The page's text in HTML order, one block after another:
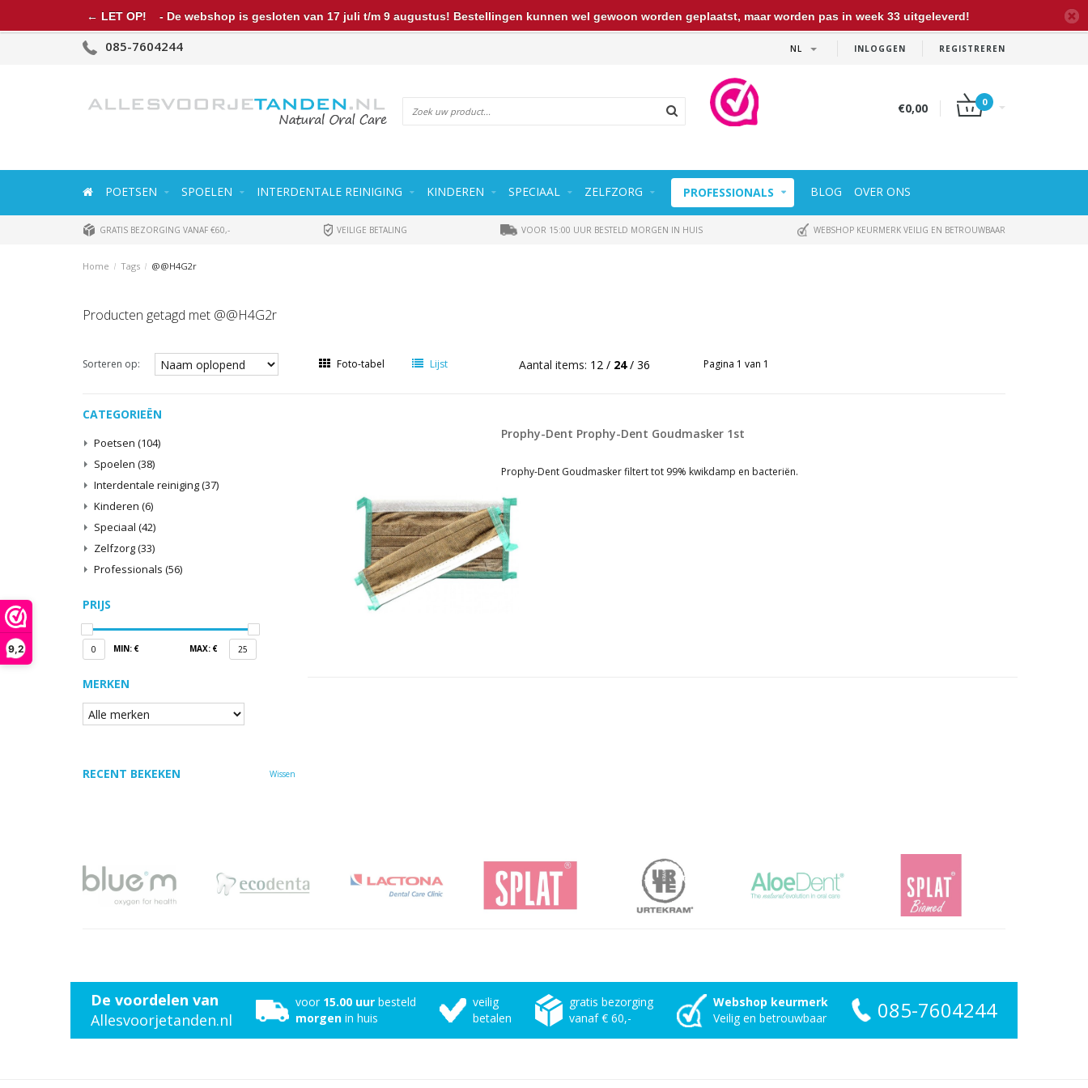
9,2
INLOGGEN REGISTREREN
NL
085-7604244
€0,00 0
POETSEN SPOELEN INTERDENTALE REINIGING KINDEREN SPECIAAL ZELFZORG PROFESSIONALS BLOG OVER ONS
GRATIS BEZORGING VANAF €60,- VEILIGE BETALING VOOR 15:00 UUR BESTELD MORGEN IN HUIS WEBSHOP KEURMERK VEILIG EN BETROUWBAAR
Home / Tags / @@H4G2r
Producten getagd met @@H4G2r
Sorteren op: Foto-tabel Lijst Aantal items: 12 24 36 Pagina 1 van 1
CATEGORIEËN
Poetsen (104)
Spoelen (38)
Interdentale reiniging(37)
Kinderen (6)
Speciaal (42)
Zelfzorg(33)
Professionals (56)
PRIJS
0 MIN: € MAX: € 25
MERKEN
RECENT BEKEKEN Wissen
Prophy-Dent Prophy-Dent Goudmasker 1st
Prophy-Dent Goudmasker filtert tot 99% kwikdamp en bacteriën.
De voordelen van
Allesvoorjetanden.nl
voor 15.00 uur besteld
morgen in huis
veilig
betalen
gratis bezorging
vanaf € 60,-
Webshop keurmerk
Veilig en betrouwbaar
085-7604244
← LET OP! - De webshop is gesloten van 17 juli t/m 9 augustus! Bestellingen kunnen wel gewoon worden geplaatst, maar worden pas in week 33 uitgeleverd!